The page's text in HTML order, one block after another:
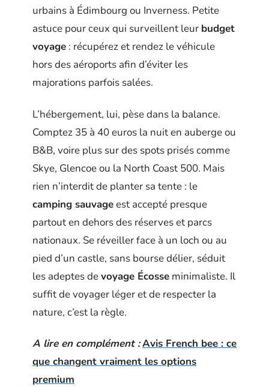
urbains à Édimbourg ou Inverness. Petite
astuce pour ceux qui surveillent leur budget
voyage : récupérez et rendez le véhicule
hors des aéroports afin d’éviter les
majorations parfois salées.
L’hébergement, lui, pèse dans la balance.
Comptez 35 à 40 euros la nuit en auberge ou
B&B, voire plus sur des spots prisés comme
Skye, Glencoe ou la North Coast 500. Mais
rien n’interdit de planter sa tente : le
camping sauvageest accepté presque
partout en dehors des réserves et parcs
nationaux. Se réveiller face à un loch ou au
pied d’un castle, sans bourse délier, séduit
les adeptes devoyage Écosse minimaliste. Il
suffit de voyager léger et de respecter la
nature, c’est la règle.
A lire en complément :Avis French bee : ce
que changent vraiment les options
premium